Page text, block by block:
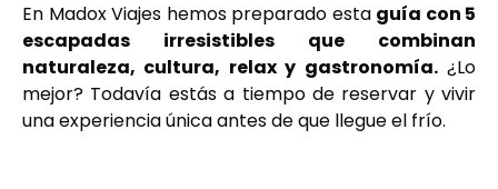
En Madox Viajes hemos preparado esta guía con 5
escapadas irresistibles que combinan
naturaleza, cultura, relax y gastronomía.¿Lo
mejor? Todavía estás a tiempo de reservar y vivir
una experiencia única antes de que llegue el frío.